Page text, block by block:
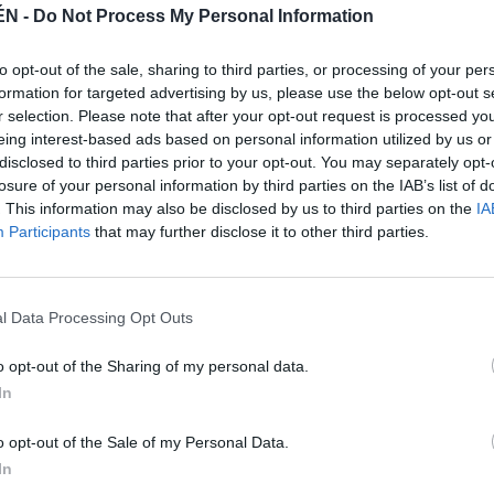
- Do Not Process My Personal Information
opt-out of the sale, sharing to third parties, or processing of your
for targeted advertising by us, please use the below opt-out
selection. Please note that after your opt-out request is processed
interest-based ads based on personal information utilized by us
to third parties prior to your opt-out. You may separately
of your personal information by third parties on the IAB’s list of
This information may also be disclosed by us to third parties on the
Participants that may further disclose it to other third parties.
Data Processing Opt Outs
opt-out of the Sharing of my personal data.
opt-out of the Sale of my Personal Data.
entre la desesperación, que funciona y, además, se
su potencial progreso en su evolución: la
ayuda con grito académico para que quienes tienen la
el momento de Jaén. No se trata de arrimar más
con un sistema pactado y aprobado por el
que una institución modélica pueda continuar con
en el desarrollo de una película de ensueño.
las bifurcaciones embarradas, que el que marca
pase su mandato regresará a su puesto de trabajo
si no encuentra apoyo social en sus justas
de demostrarlo, valga la redundancia, con
tendrán la oportunidad de salir a la calle y arropar
a las siete de la tarde, en la Plaza de Santa
municipal que animaba a respaldar la presencia de
ahora tienen un motivo real para acudir al
exclusivamente, de la fuente del
bien los deberes para aprobar con un cinco
vigente y, de paso, conseguir un sobresaliente,
y se presenta a un examen. Elecciones